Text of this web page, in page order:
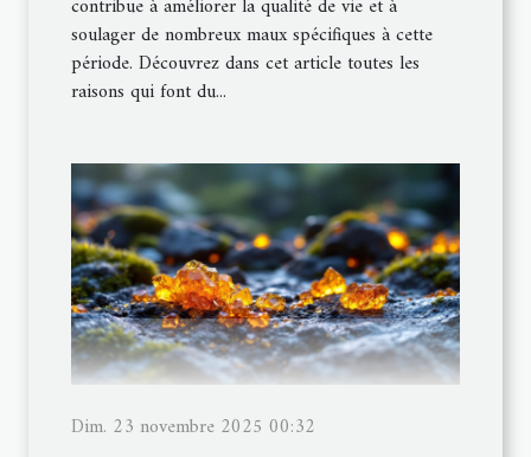
contribue à améliorer la qualité de vie et à
soulager de nombreux maux spécifiques à cette
période. Découvrez dans cet article toutes les
raisons qui font du...
Dim. 23 novembre 2025 00:32